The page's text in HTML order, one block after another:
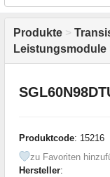
Produkte >
Leistungsmodule
Produktcode: 15216
zu Favoriten
Hersteller: